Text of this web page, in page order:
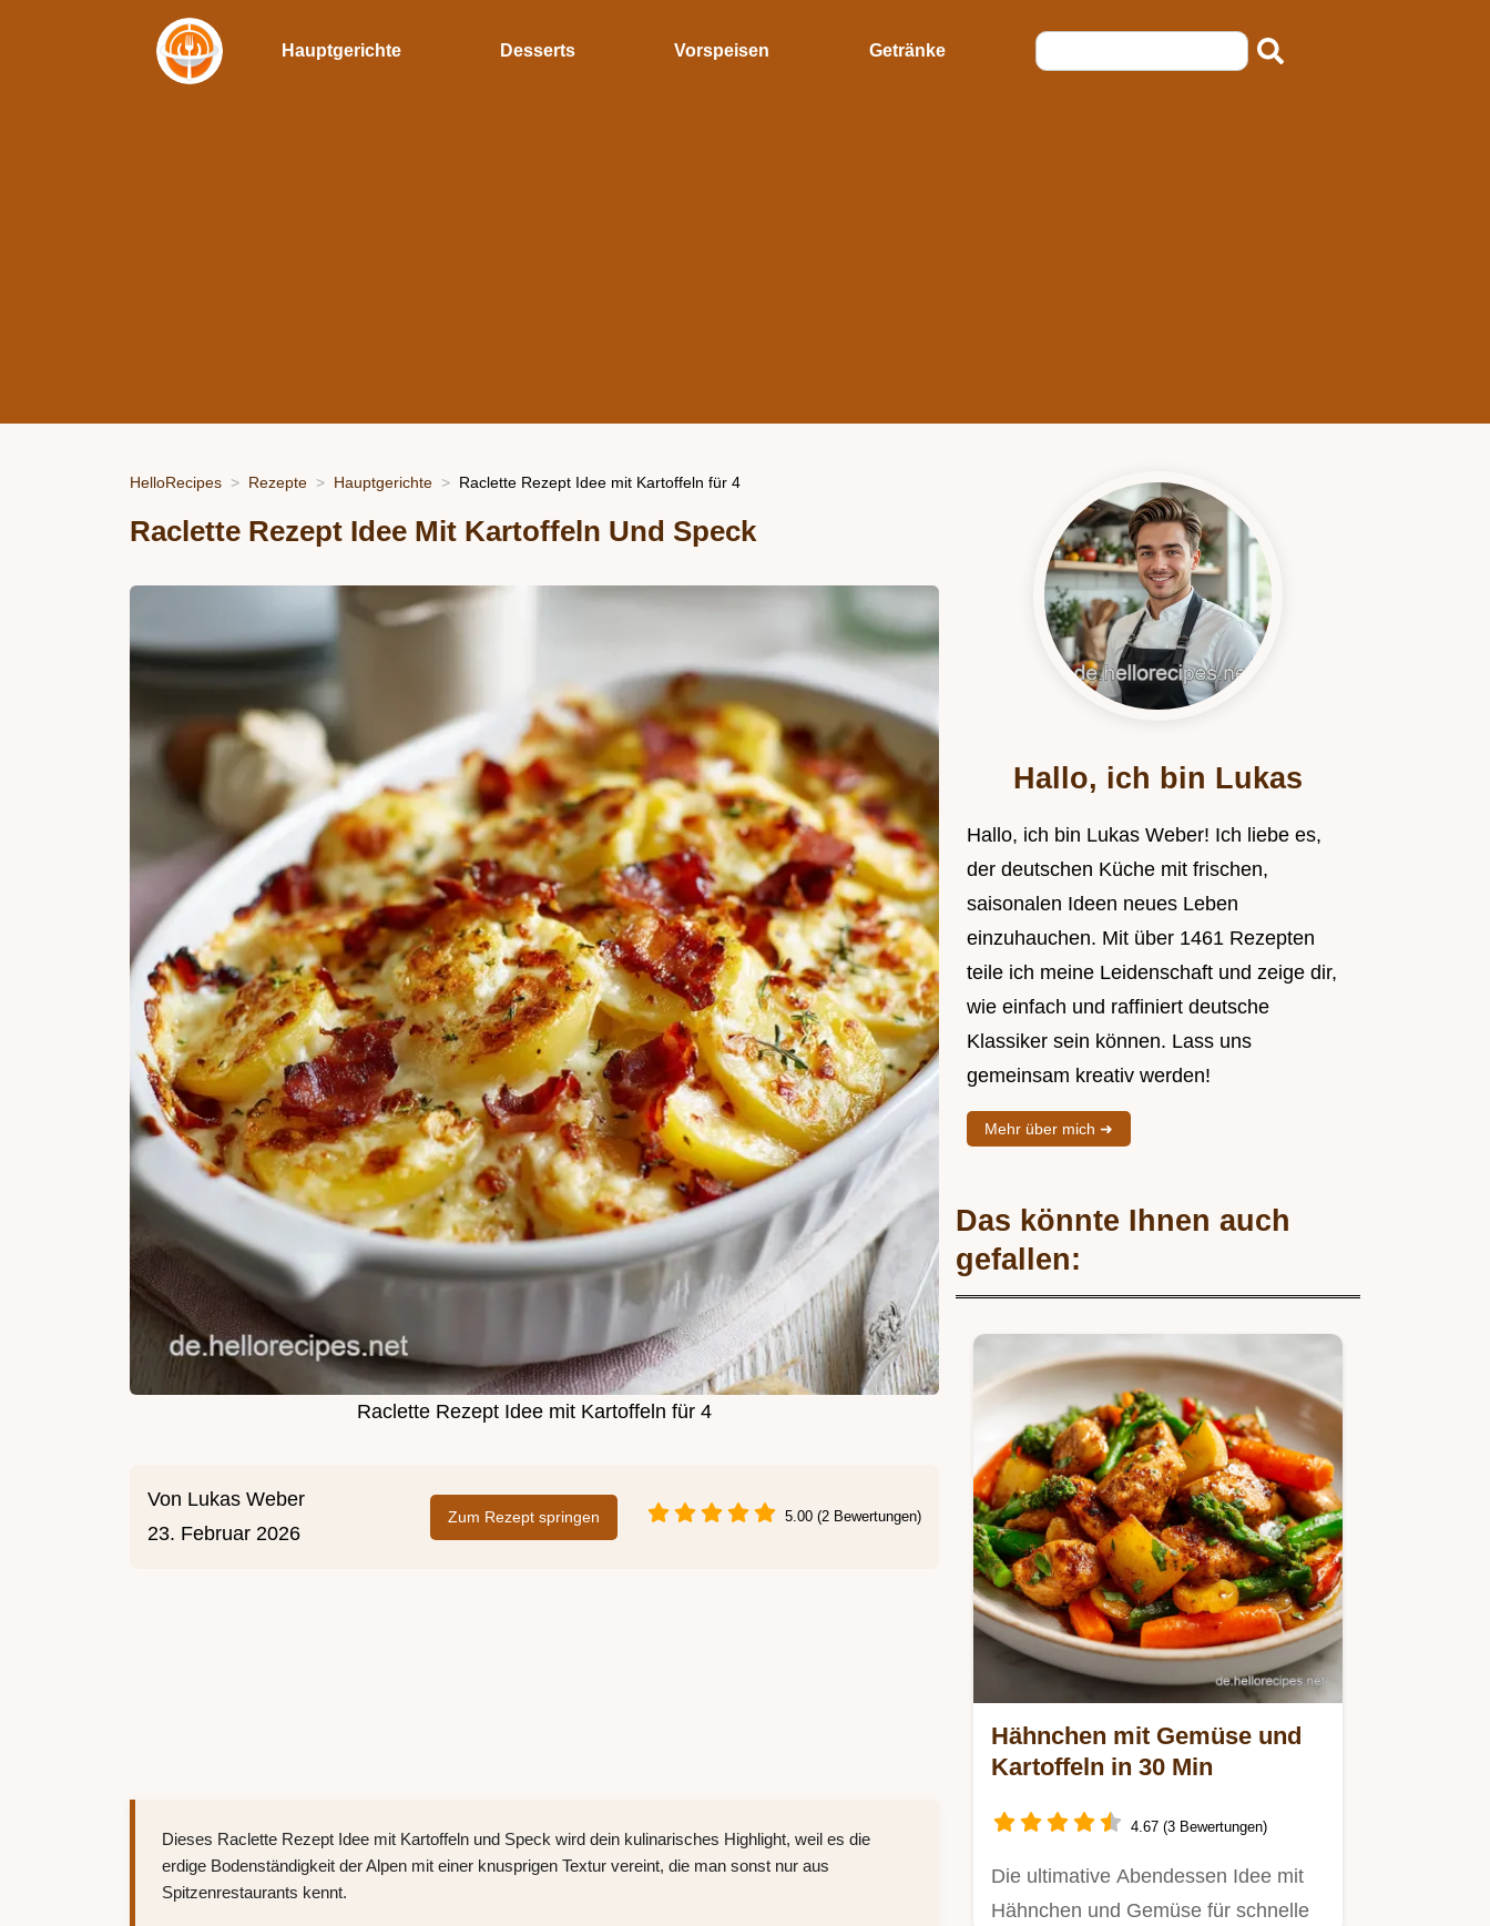
Hauptgerichte Desserts Vorspeisen Getränke
HelloRecipes Rezepte Hauptgerichte Raclette Rezept Idee mit Kartoffeln für 4
Raclette Rezept Idee Mit Kartoffeln Und Speck
Raclette Rezept Idee mit Kartoffeln für 4
Von Lukas Weber
23. Februar 2026
Zum Rezept springen 5.00 (2 Bewertungen)
Dieses Raclette Rezept Idee mit Kartoffeln und Speck wird dein kulinarisches Highlight, weil es die
erdige Bodenständigkeit der Alpen mit einer knusprigen Textur vereint, die man sonst nur aus
Spitzenrestaurants kennt.
Hallo, ich bin Lukas
Hallo, ich bin Lukas Weber! Ich liebe es,
der deutschen Küche mit frischen,
saisonalen Ideen neues Leben
einzuhauchen. Mit über 1461 Rezepten
teile ich meine Leidenschaft und zeige dir,
wie einfach und raffiniert deutsche
Klassiker sein können. Lass uns
gemeinsam kreativ werden!
Mehr über mich ➜
Das könnte Ihnen auch
gefallen:
Hähnchen mit Gemüse und
Kartoffeln in 30 Min
4.67 (3 Bewertungen)
Die ultimative Abendessen Idee mit
Hähnchen und Gemüse für schnelle